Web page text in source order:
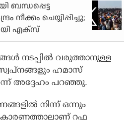
ചെയ്യിപ്പിച്ചു;
എക്‌സ്
നടപ്പിൽ വരുത്താനുള്ള
ഹമാസ്
അദ്ദേഹം പറഞ്ഞു.
നിന്ന് ഒന്നും
കാരണത്താലാണ് റഫ